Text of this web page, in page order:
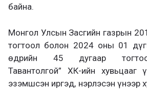
байна.
Монгол Улсын Засгийн газрын
тогтоол болон 2024 оны 01
өдрийн 45 дугаар
Тавантолгой” ХК-ийн хувьцааг
эзэмшсэн иргэд, нэрлэсэн үнээр